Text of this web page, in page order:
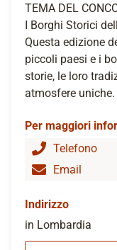
TEMA DEL
I Borghi Storici
Questa edizione
piccoli paesi e i
storie, le loro
atmosfere uniche.
Per maggiori
Telefono
Email
Indirizzo
in Lombardia